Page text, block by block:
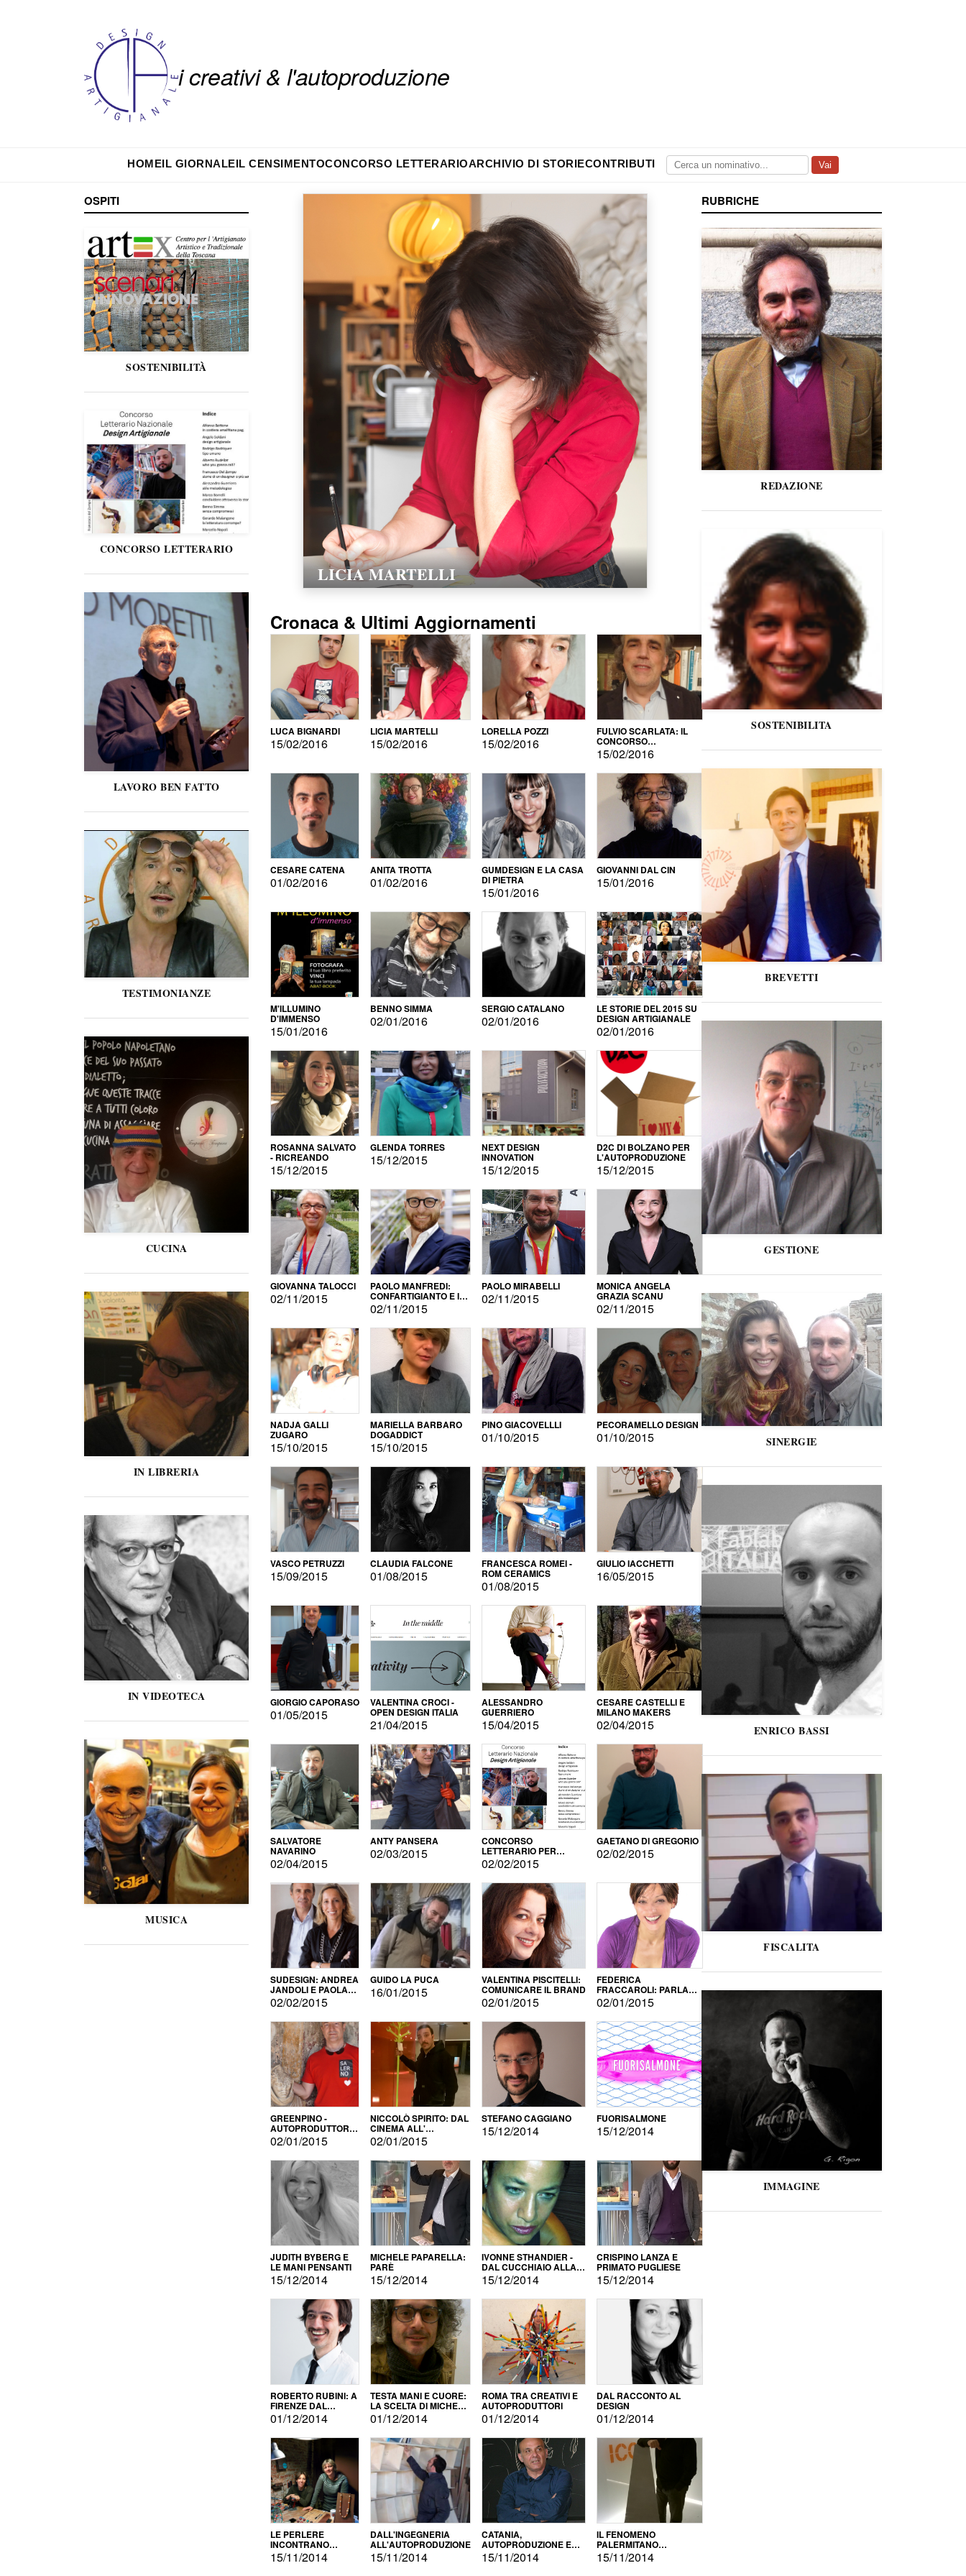
i creativi & l'autoproduzione
HOMEIL GIORNALEIL CENSIMENTOCONCORSO LETTERARIOARCHIVIO DI STORIECONTRIBUTI Vai
OSPITI
SOSTENIBILITÀ
CONCORSO LETTERARIO
LAVORO BEN FATTO
TESTIMONIANZE
CUCINA
IN LIBRERIA
IN VIDEOTECA
MUSICA
LORELLA POZZI
Cronaca & Ultimi Aggiornamenti
LUCA BIGNARDI
15/02/2016
LICIA MARTELLI
15/02/2016
LORELLA POZZI
15/02/2016
FULVIO SCARLATA: IL
CONCORSO
LETTERARIO
15/02/2016
CESARE CATENA
01/02/2016
ANITA TROTTA
01/02/2016
GUMDESIGN E LA CASA
DI PIETRA
15/01/2016
GIOVANNI DAL CIN
15/01/2016
M'ILLUMINO
D'IMMENSO
15/01/2016
BENNO SIMMA
02/01/2016
SERGIO CATALANO
02/01/2016
LE STORIE DEL 2015 SU
DESIGN ARTIGIANALE
02/01/2016
ROSANNA SALVATO
- RICREANDO
15/12/2015
GLENDA TORRES
15/12/2015
NEXT DESIGN
INNOVATION
15/12/2015
D2C DI BOLZANO PER
L'AUTOPRODUZIONE
15/12/2015
GIOVANNA TALOCCI
02/11/2015
PAOLO MANFREDI:
CONFARTIGIANTO E IL
SONDAGGIO
02/11/2015
PAOLO MIRABELLI
02/11/2015
MONICA ANGELA
GRAZIA SCANU
02/11/2015
NADJA GALLI
ZUGARO
15/10/2015
MARIELLA BARBARO
DOGADDICT
15/10/2015
PINO GIACOVELLLI
01/10/2015
PECORAMELLO DESIGN
01/10/2015
VASCO PETRUZZI
15/09/2015
CLAUDIA FALCONE
01/08/2015
FRANCESCA ROMEI -
ROM CERAMICS
01/08/2015
GIULIO IACCHETTI
16/05/2015
GIORGIO CAPORASO
01/05/2015
VALENTINA CROCI -
OPEN DESIGN ITALIA
21/04/2015
ALESSANDRO
GUERRIERO
15/04/2015
CESARE CASTELLI E
MILANO MAKERS
02/04/2015
SALVATORE
NAVARINO
02/04/2015
ANTY PANSERA
02/03/2015
CONCORSO
LETTERARIO PER
DESIGNER
02/02/2015
GAETANO DI GREGORIO
02/02/2015
SUDESIGN: ANDREA
JANDOLI E PAOLA
PISAPIA
02/02/2015
GUIDO LA PUCA
16/01/2015
VALENTINA PISCITELLI:
COMUNICARE IL BRAND
02/01/2015
FEDERICA
FRACCAROLI: PARLARE
LINGUE DIVERSE
02/01/2015
GREENPINO -
AUTOPRODUTTORE
PER AMORE
02/01/2015
NICCOLÒ SPIRITO: DAL
CINEMA ALL'
AUTOPRODUZIONE
02/01/2015
STEFANO CAGGIANO
15/12/2014
FUORISALMONE
15/12/2014
JUDITH BYBERG E
LE MANI PENSANTI
15/12/2014
MICHELE PAPARELLA:
PARÈ
15/12/2014
IVONNE STHANDIER -
DAL CUCCHIAIO ALLA
CITTÀ
15/12/2014
CRISPINO LANZA E
PRIMATO PUGLIESE
15/12/2014
ROBERTO RUBINI: A
FIRENZE DAL
PRODOTTO ALLA
PROMOZIONE
01/12/2014
TESTA MANI E CUORE:
LA SCELTA DI MICHELE
BARBERIO
01/12/2014
ROMA TRA CREATIVI E
AUTOPRODUTTORI
01/12/2014
DAL RACCONTO AL
DESIGN
01/12/2014
LE PERLERE
INCONTRANO
L'AUTOPRODUZIONE
15/11/2014
DALL'INGEGNERIA
ALL'AUTOPRODUZIONE
15/11/2014
CATANIA,
AUTOPRODUZIONE E
COMMERCIALIZZAZIONE
15/11/2014
IL FENOMENO
PALERMITANO
DELL'AUTOPRODUZIONE
15/11/2014
RUBRICHE
REDAZIONE
SOSTENIBILITA
BREVETTI
GESTIONE
SINERGIE
ENRICO BASSI
FISCALITA
IMMAGINE